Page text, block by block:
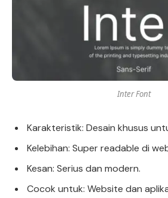
Inter Font
Karakteristik: Desain khusus
Kelebihan: Super readable di
Kesan: Serius dan modern.
Cocok untuk: Website dan